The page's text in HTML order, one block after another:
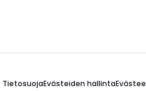
TietosuojaEvästeiden hallinta